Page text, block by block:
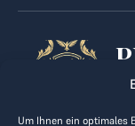
Um Ihnen ein optimales